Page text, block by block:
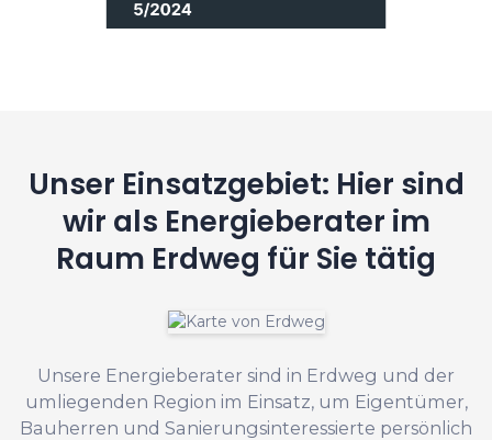
Unser Einsatzgebiet: Hier sind
wir als Energieberater im
Raum Erdweg für Sie tätig
Unsere Energieberater sind in Erdweg und der
umliegenden Region im Einsatz, um Eigentümer,
Bauherren und Sanierungsinteressierte persönlich